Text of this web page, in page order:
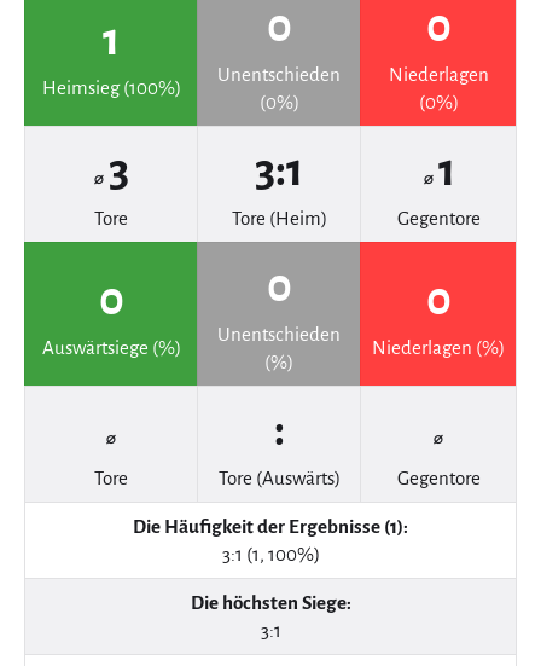
1
Heimsieg (100%)
0
Unentschieden
(0%)
0
Niederlagen
(0%)
⌀ 3
Tore
3:1
Tore (Heim)
⌀ 1
Gegentore
0
Auswärtsiege (%)
0
Unentschieden
(%)
0
Niederlagen (%)
⌀
Tore
:
Tore (Auswärts)
⌀
Gegentore
Die Häufigkeit der Ergebnisse (1):
3:1 (1, 100%)
Die höchsten Siege:
3:1